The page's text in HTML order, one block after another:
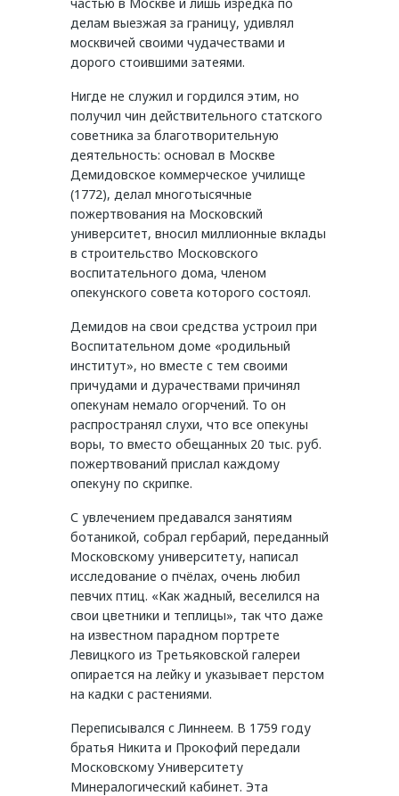
делам выезжая за границу, удивлял
москвичей своими чудачествами и
дорого стоившими затеями.
Нигде не служил и гордился этим, но
получил чин действительного статского
советника за благотворительную
деятельность: основал в Москве
Демидовское коммерческое училище
(1772), делал многотысячные
пожертвования на Московский
университет, вносил миллионные вклады
в строительство Московского
воспитательного дома, членом
опекунского совета которого состоял.
Демидов на свои средства устроил при
Воспитательном доме «родильный
институт», но вместе с тем своими
причудами и дурачествами причинял
опекунам немало огорчений. То он
распространял слухи, что все опекуны
воры, то вместо обещанных 20 тыс. руб.
пожертвований прислал каждому
опекуну по скрипке.
С увлечением предавался занятиям
ботаникой, собрал гербарий, переданный
Московскому университету, написал
исследование о пчёлах, очень любил
певчих птиц. «Как жадный, веселился на
свои цветники и теплицы», так что даже
на известном парадном портрете
Левицкого из Третьяковской галереи
опирается на лейку и указывает перстом
на кадки с растениями.
Переписывался с Линнеем. В 1759 году
братья Никита и Прокофий передали
Московскому Университету
Минералогический кабинет. Эта